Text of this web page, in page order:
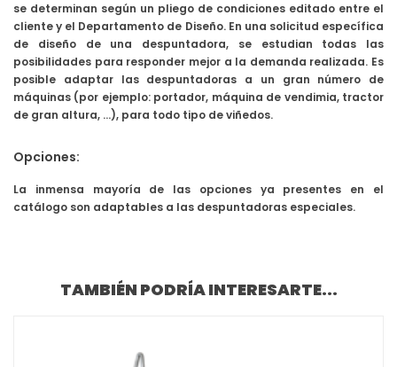
se determinan según un pliego de condiciones editado entre el
cliente y el Departamento de Diseño. En una solicitud específica
de diseño de una despuntadora, se estudian todas las
posibilidades para responder mejor a la demanda realizada. Es
posible adaptar las despuntadoras a un gran número de
máquinas (por ejemplo: portador, máquina de vendimia, tractor
de gran altura, …), para todo tipo de viñedos.
Opciones:
La inmensa mayoría de las opciones ya presentes en el
catálogo son adaptables a las despuntadoras especiales.
TAMBIÉN PODRÍA INTERESARTE...